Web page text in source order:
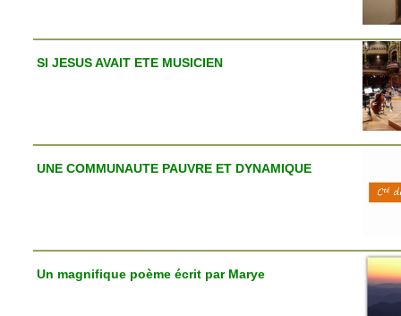
SI JESUS AVAIT ETE MUSICIEN
UNE COMMUNAUTE PAUVRE ET DYNAMIQUE
Un magnifique poème écrit par Marye